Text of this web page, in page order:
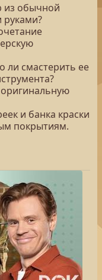
из обычной
руками?
ли смастерить ее
и банка краски
покрытиям.